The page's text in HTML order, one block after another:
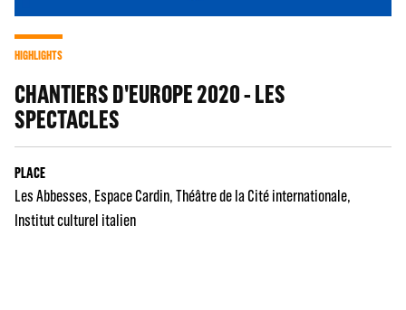
HIGHLIGHTS
CHANTIERS D'EUROPE 2020 - LES
SPECTACLES
PLACE
Les Abbesses Espace Cardin Théâtre de la Cité internationale
Institut culturel italien